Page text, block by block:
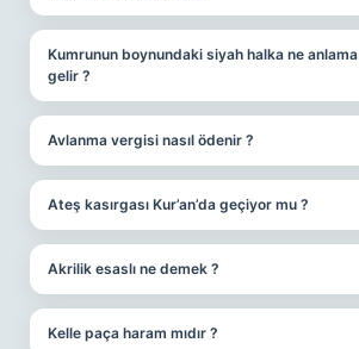
Kumrunun boynundaki siyah halka ne anlama
gelir ?
Avlanma vergisi nasıl ödenir ?
Ateş kasırgası Kur’an’da geçiyor mu ?
Akrilik esaslı ne demek ?
Kelle paça haram mıdır ?